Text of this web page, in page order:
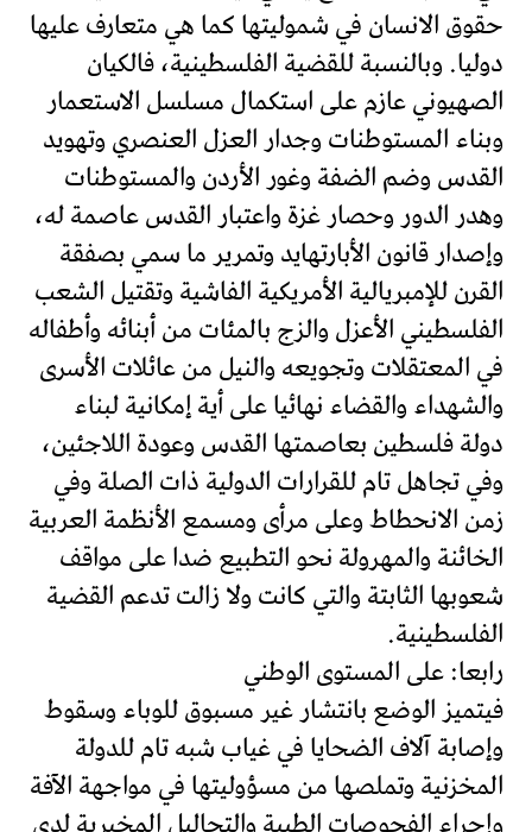
حقوق الانسان في شموليتها كما هي متعارف عليها
دوليا. وبالنسبة للقضية الفلسطينية، فالكيان
الصهيوني عازم على استكمال مسلسل الاستعمار
وبناء المستوطنات وجدار العزل العنصري وتهويد
القدس وضم الضفة وغور الأردن والمستوطنات
وهدر الدور وحصار غزة واعتبار القدس عاصمة له،
وإصدار قانون الأبارتهايد وتمرير ما سمي بصفقة
القرن للإمبريالية الأمريكية الفاشية وتقتيل الشعب
الفلسطيني الأعزل والزج بالمئات من أبنائه وأطفاله
في المعتقلات وتجويعه والنيل من عائلات الأسرى
والشهداء والقضاء نهائيا على أية إمكانية لبناء
دولة فلسطين بعاصمتها القدس وعودة اللاجئين،
وفي تجاهل تام للقرارات الدولية ذات الصلة وفي
زمن الانحطاط وعلى مرأى ومسمع الأنظمة العربية
الخائنة والمهرولة نحو التطبيع ضدا على مواقف
شعوبها الثابتة والتي كانت ولا زالت تدعم القضية
الفلسطينية.
رابعا: على المستوى الوطني
فيتميز الوضع بانتشار غير مسبوق للوباء وسقوط
وإصابة آلاف الضحايا في غياب شبه تام للدولة
المخزنية وتملصها من مسؤوليتها في مواجهة الآفة